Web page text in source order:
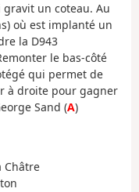
un coteau. Au
où est implanté un
la D943
le bas-côté
qui permet de
à droite pour gagner
Sand (A)
Châtre